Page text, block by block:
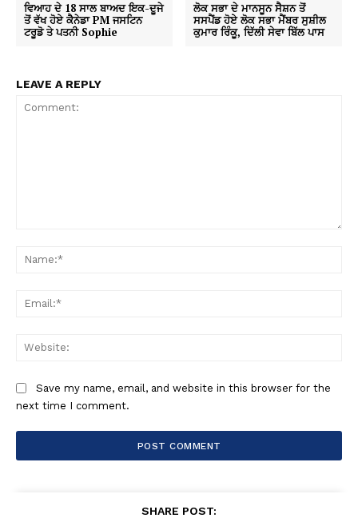
ਵਿਆਹ ਦੇ 18 ਸਾਲ ਬਾਅਦ ਇਕ-ਦੂਜੇ
ਤੋਂ ਵੱਖ ਹੋਏ ਕੈਨੇਡਾ PM ਜਸਟਿਨ
ਟਰੂਡੋ ਤੇ ਪਤਨੀ Sophie
ਲੋਕ ਸਭਾ ਦੇ ਮਾਨਸੂਨ ਸੈਸ਼ਨ ਤੋਂ
ਸਸਪੈਂਡ ਹੋਏ ਲੋਕ ਸਭਾ ਮੈਂਬਰ ਸੁਸ਼ੀਲ
ਕੁਮਾਰ ਰਿੰਕੂ, ਦਿੱਲੀ ਸੇਵਾ ਬਿੱਲ ਪਾਸ
LEAVE A REPLY
Save my name, email, and website in this browser for the
next time I comment.
SHARE POST: